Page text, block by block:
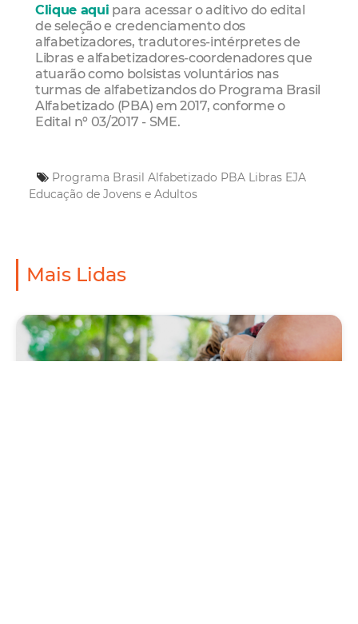
Clique aqui para acessar o aditivo do edital
de seleção e credenciamento dos
alfabetizadores, tradutores-intérpretes de
Libras e alfabetizadores-coordenadores que
atuarão como bolsistas voluntários nas
turmas de alfabetizandos do Programa Brasil
Alfabetizado (PBA) em 2017, conforme o
Edital nº 03/2017 - SME.
Programa Brasil Alfabetizado PBA Libras EJA
Educação de Jovens e Adultos
Mais Lidas